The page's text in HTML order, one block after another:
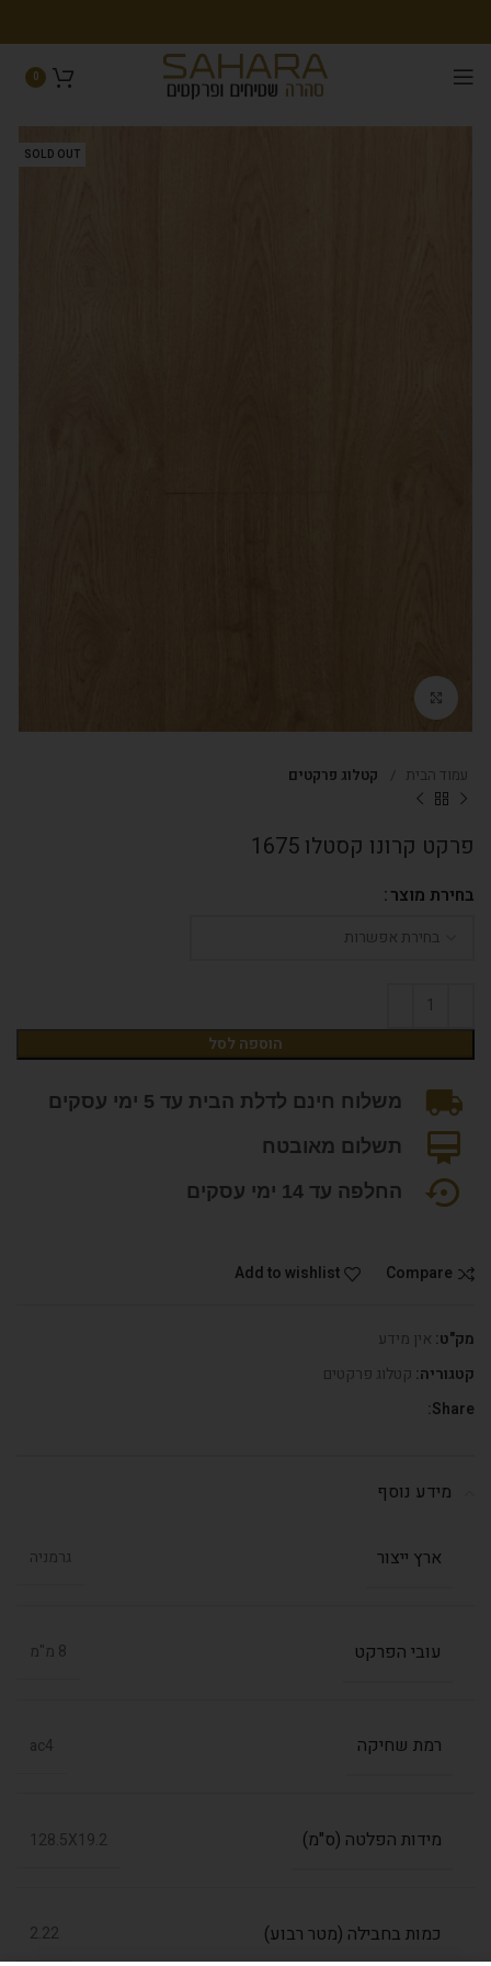
0
SOLD OUT
עמוד הבית קטלוג פרקטים
פרקט קרונו קסטלו 1675
בחירת מוצר
הוספה לסל
משלוח חינם לדלת הבית עד 5 ימי עסקים
תשלום מאובטח
החלפה עד 14 ימי עסקים
Compare
Add to wishlist
מק"ט: אין מידע
קטגוריה: קטלוג פרקטים
Share:
מידע נוסף
ארץ ייצור גרמניה
עובי הפרקט 8 מ"מ
רמת שחיקה ac4
מידות הפלטה (ס"מ) 128.5X19.2
כמות בחבילה (מטר רבוע) 2.22